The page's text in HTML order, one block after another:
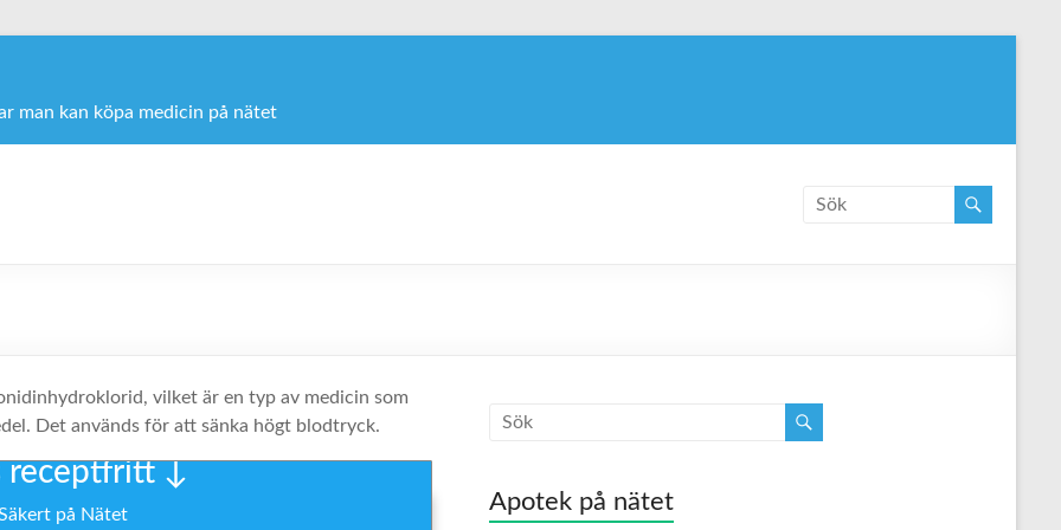
man kan köpa medicin på nätet
vilket är en typ av medicin som
Det används för att sänka högt blodtryck.
receptfritt ↓
på Nätet Apotek på nätet